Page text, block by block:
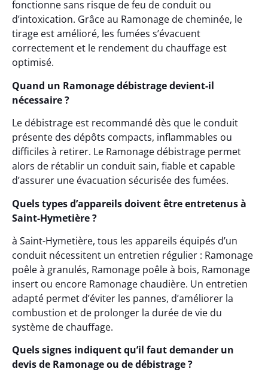
fonctionne sans risque de feu de conduit ou
d’intoxication. Grâce au Ramonage de cheminée, le
tirage est amélioré, les fumées s’évacuent
correctement et le rendement du chauffage est
optimisé.
Quand un Ramonage débistrage devient-il
nécessaire ?
Le débistrage est recommandé dès que le conduit
présente des dépôts compacts, inflammables ou
difficiles à retirer. Le Ramonage débistrage permet
alors de rétablir un conduit sain, fiable et capable
d’assurer une évacuation sécurisée des fumées.
Quels types d’appareils doivent être entretenus à
Saint-Hymetière ?
à Saint-Hymetière, tous les appareils équipés d’un
conduit nécessitent un entretien régulier : Ramonage
poêle à granulés, Ramonage poêle à bois, Ramonage
insert ou encore Ramonage chaudière. Un entretien
adapté permet d’éviter les pannes, d’améliorer la
combustion et de prolonger la durée de vie du
système de chauffage.
Quels signes indiquent qu’il faut demander un
devis de Ramonage ou de débistrage ?